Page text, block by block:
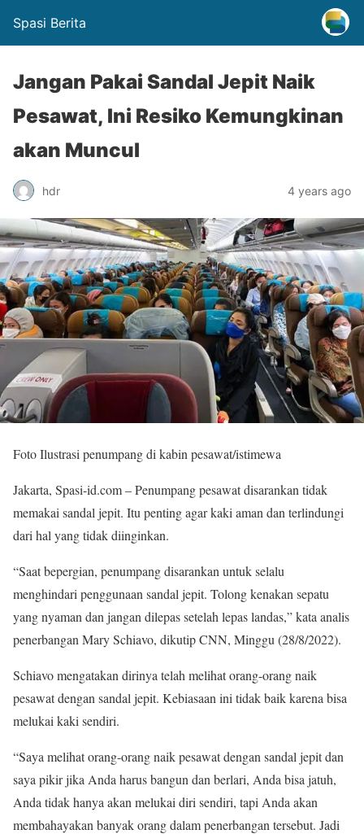
Spasi Berita
Jangan Pakai Sandal Jepit Naik
Pesawat, Ini Resiko Kemungkinan
akan Muncul
hdr 4 years ago
Foto Ilustrasi penumpang di kabin pesawat/istimewa
Jakarta, Spasi-id.com – Penumpang pesawat disarankan tidak
memakai sandal jepit. Itu penting agar kaki aman dan terlindungi
dari hal yang tidak diinginkan.
“Saat bepergian, penumpang disarankan untuk selalu
menghindari penggunaan sandal jepit. Tolong kenakan sepatu
yang nyaman dan jangan dilepas setelah lepas landas,” kata analis
penerbangan Mary Schiavo, dikutip CNN, Minggu (28/8/2022).
Schiavo mengatakan dirinya telah melihat orang-orang naik
pesawat dengan sandal jepit. Kebiasaan ini tidak baik karena bisa
melukai kaki sendiri.
“Saya melihat orang-orang naik pesawat dengan sandal jepit dan
saya pikir jika Anda harus bangun dan berlari, Anda bisa jatuh,
Anda tidak hanya akan melukai diri sendiri, tapi Anda akan
membahayakan banyak orang dalam penerbangan tersebut. Jadi